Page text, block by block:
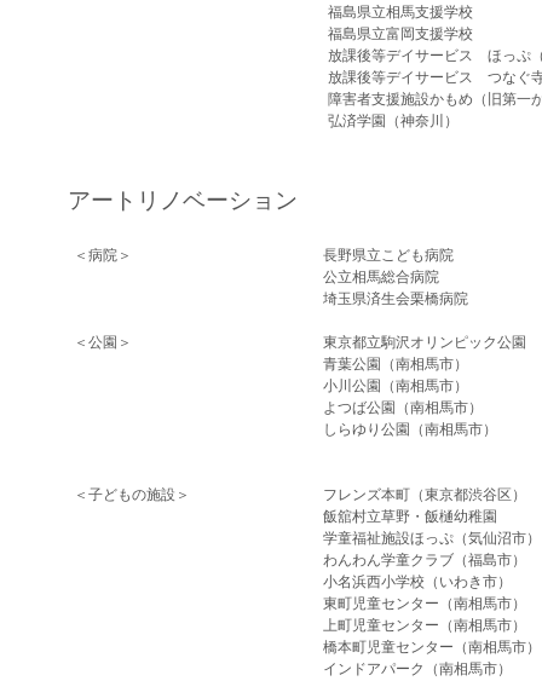
福島県立相馬支援学校
福島県立富岡支援学校
放課後等デイサービス ほっぷ
放課後等デイサービス つなぐ
障害者支援施設かもめ（旧第一
弘済学園（神奈川）
アートリノベーション
＜病院＞
＜公園＞​
＜子どもの施設＞
長野県立こども病院
公立相馬総合病院
埼玉県済生会栗橋病院
東京都立駒沢オリンピック公園
青葉公園（南相馬市）
小川公園（南相馬市）
よつば公園（南相馬市）
​しらゆり公園（南相馬市）
フレンズ本町（東京都渋谷区）
飯舘村立草野・飯樋幼稚園
学童福祉施設ほっぷ（気仙沼市）
わんわん学童クラブ（福島市）
小名浜西小学
東町児童センター（南相馬市）
上町児童センター（南相馬市）
橋本町児童センター（南相馬市）
インドアパーク（南相馬市）